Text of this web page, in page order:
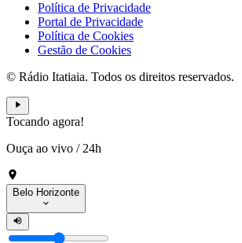
Política de Privacidade
Portal de Privacidade
Política de Cookies
Gestão de Cookies
© Rádio Itatiaia. Todos os direitos reservados.
Tocando agora!
Ouça ao vivo / 24h
Belo Horizonte